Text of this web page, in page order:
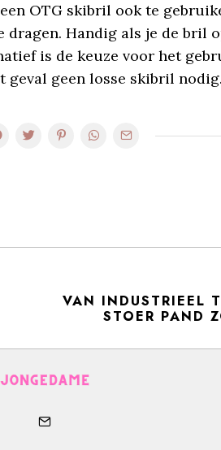
OTG skibril ook te
Handig als je de bril
is de keuze voor het
geval geen losse skibril nodig.
VAN INDUSTRIEEL
STOER PAND